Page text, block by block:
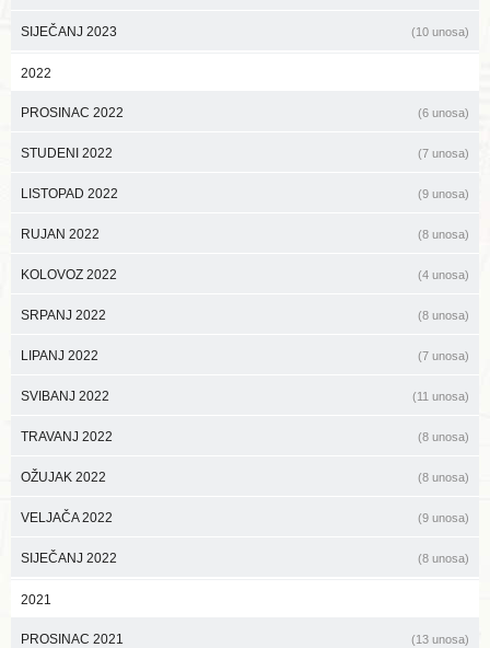
SIJEČANJ 2023 (10 unosa)
2022
PROSINAC 2022 (6 unosa)
STUDENI 2022 (7 unosa)
LISTOPAD 2022 (9 unosa)
RUJAN 2022 (8 unosa)
KOLOVOZ 2022 (4 unosa)
SRPANJ 2022 (8 unosa)
LIPANJ 2022 (7 unosa)
SVIBANJ 2022 (11 unosa)
TRAVANJ 2022 (8 unosa)
OŽUJAK 2022 (8 unosa)
VELJAČA 2022 (9 unosa)
SIJEČANJ 2022 (8 unosa)
2021
PROSINAC 2021 (13 unosa)